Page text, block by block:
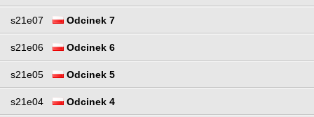
s21e07 Odcinek 7
s21e06 Odcinek 6
s21e05 Odcinek 5
s21e04 Odcinek 4